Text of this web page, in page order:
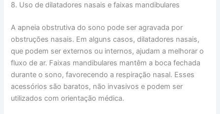
8. Uso de dilatadores nasais e faixas mandibulares
A apneia obstrutiva do sono pode ser agravada por
obstruções nasais. Em alguns casos, dilatadores nasais,
que podem ser externos ou internos, ajudam a melhorar o
fluxo de ar. Faixas mandibulares mantêm a boca fechada
durante o sono, favorecendo a respiração nasal. Esses
acessórios são baratos, não invasivos e podem ser
utilizados com orientação médica.